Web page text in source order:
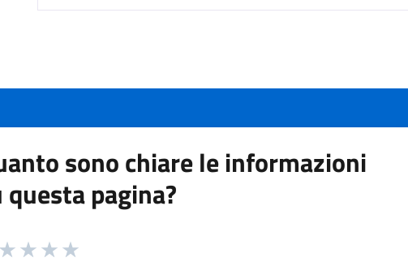
sono chiare le informazioni
questa pagina?
da 1 a 5 stelle la pagina